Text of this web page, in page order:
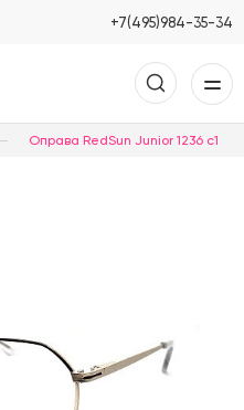
+7(495)984-35-34
Оправа RedSun Junior 1236 c1